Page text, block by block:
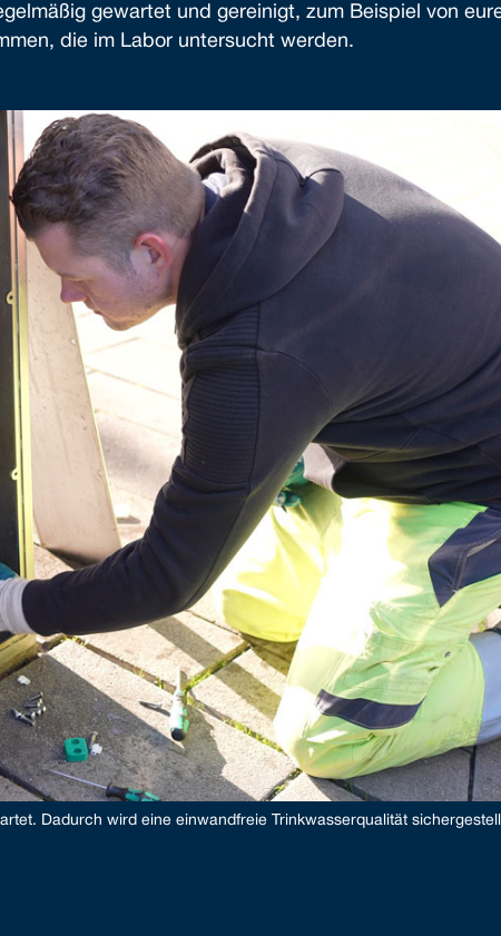
gewartet und gereinigt, zum Beispiel von
die im Labor untersucht werden.
Dadurch wird eine einwandfreie Trinkwasserqualität